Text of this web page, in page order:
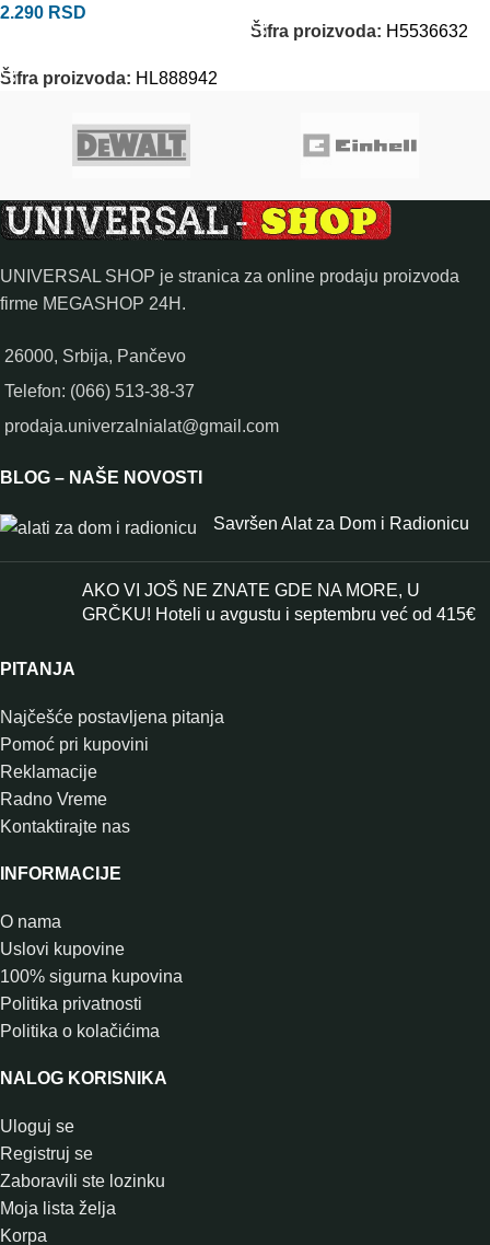
2.290 RSD
Šifra proizvoda: HL888942
Šifra proizvoda: H5536632
UNIVERSAL SHOP je stranica za online prodaju proizvoda
firme MEGASHOP 24H.
26000, Srbija, Pančevo
Telefon: (066) 513-38-37
prodaja.univerzalnialat@gmail.com
BLOG – NAŠE NOVOSTI
Savršen Alat za Dom i Radionicu
AKO VI JOŠ NE ZNATE GDE NA MORE, U
GRČKU! Hoteli u avgustu i septembru već od 415€
PITANJA
Najčešće postavljena pitanja
Pomoć pri kupovini
Reklamacije
Radno Vreme
Kontaktirajte nas
INFORMACIJE
O nama
Uslovi kupovine
100% sigurna kupovina
Politika privatnosti
Politika o kolačićima
NALOG KORISNIKA
Uloguj se
Registruj se
Zaboravili ste lozinku
Moja lista želja
Korpa